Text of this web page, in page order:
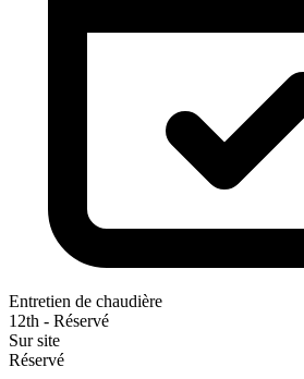
Entretien de chaudière
12th - Réservé
Sur site
Réservé